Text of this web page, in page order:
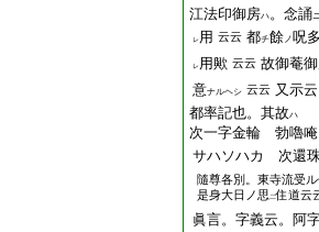
江法印御房ハ。念誦
レ用 云云 都チ餘ノ呪
レ用歟 云云 故御菴
意ナルヘシ 云云 又示
都率記也。其故ハ
次一字金輪 勃嚕
サハソハカ 次還
隨尊各別。東寺流受
是身大日ノ思 二住道云
眞言。字義云。阿